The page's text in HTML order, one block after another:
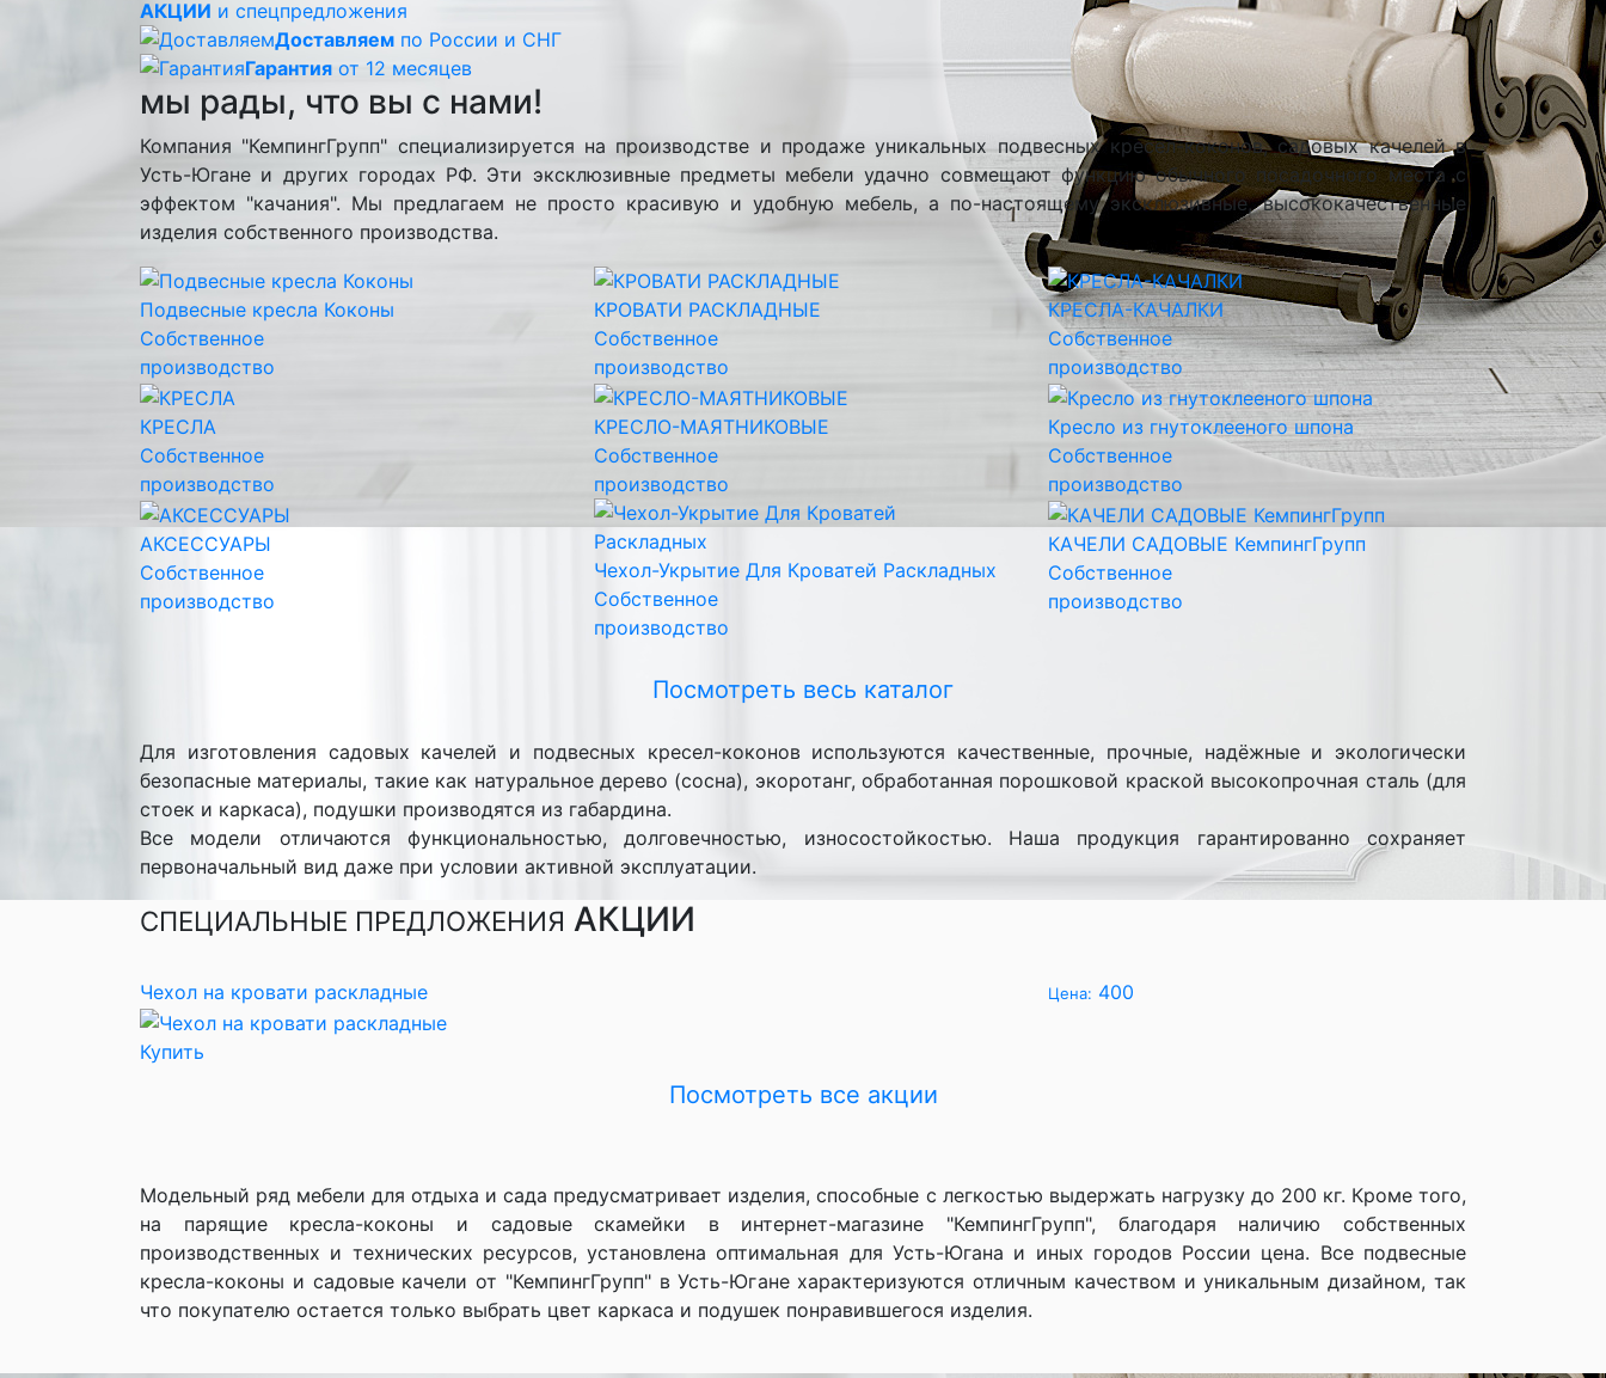
АКЦИИ и спецпредложения
Доставляем по России и СНГ
Гарантия от 12 месяцев
мы рады, что вы с нами!
Компания "КемпингГрупп" специализируется на производстве и продаже уникальных подвесных кресел-коконов, садовых качелей в
Усть-Югане и других городах РФ. Эти эксклюзивные предметы мебели удачно совмещают функцию обычного посадочного места с
эффектом "качания". Мы предлагаем не просто красивую и удобную мебель, а по-настоящему эксклюзивные, высококачественные
изделия собственного производства.
Подвесные кресла Коконы
Собственное
производство
КРОВАТИ РАСКЛАДНЫЕ
Собственное
производство
КРЕСЛА-КАЧАЛКИ
Собственное
производство
КРЕСЛА
Собственное
производство
КРЕСЛО-МАЯТНИКОВЫЕ
Собственное
производство
Кресло из гнутоклееного шпона
Собственное
производство
АКСЕССУАРЫ
Собственное
производство
Чехол-Укрытие Для Кроватей Раскладных
Собственное
производство
КАЧЕЛИ САДОВЫЕ КемпингГрупп
Собственное
производство
Посмотреть весь каталог
Для изготовления садовых качелей и подвесных кресел-коконов используются качественные, прочные, надёжные и экологически
безопасные материалы, такие как натуральное дерево (сосна), экоротанг, обработанная порошковой краской высокопрочная сталь (для
стоек и каркаса), подушки производятся из габардина.
Все модели отличаются функциональностью, долговечностью, износостойкостью. Наша продукция гарантированно сохраняет
первоначальный вид даже при условии активной эксплуатации.
СПЕЦИАЛЬНЫЕ ПРЕДЛОЖЕНИЯ АКЦИИ
Чехол на кровати раскладные Цена: 400
Купить
Посмотреть вcе акции
Модельный ряд мебели для отдыха и сада предусматривает изделия, способные с легкостью выдержать нагрузку до 200 кг. Кроме того,
на парящие кресла-коконы и садовые скамейки в интернет-магазине "КемпингГрупп", благодаря наличию собственных
производственных и технических ресурсов, установлена оптимальная для Усть-Югана и иных городов России цена. Все подвесные
кресла-коконы и садовые качели от "КемпингГрупп" в Усть-Югане характеризуются отличным качеством и уникальным дизайном, так
что покупателю остается только выбрать цвет каркаса и подушек понравившегося изделия.